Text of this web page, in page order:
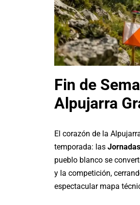
Fin de
Alpujarra
El corazón de la
temporada: las
pueblo blanco se
y la competición,
espectacular mapa